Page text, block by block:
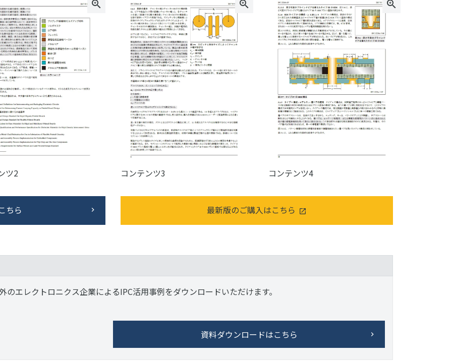
ツ2 コンテンツ3 コンテンツ4
ちら 最新版のご購入はこちら
エレクトロニクス企業によるIPC活用事例をダウンロードいただけます。
資料ダウンロードはこちら